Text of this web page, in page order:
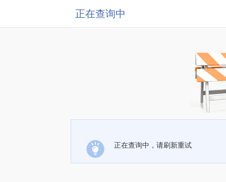
正在查询中
正在查询中，请刷新重试